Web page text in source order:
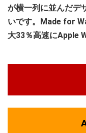
が横一列に並んだデ
いです。Made for
大33％高速にApple